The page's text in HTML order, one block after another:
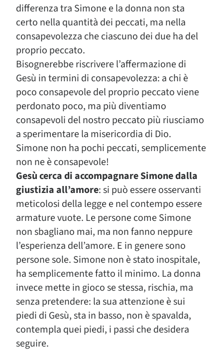
differenza tra Simone e la donna non sta
certo nella quantità dei peccati, ma nella
consapevolezza che ciascuno dei due ha del
proprio peccato.
Bisognerebbe riscrivere l’affermazione di
Gesù in termini di consapevolezza: a chi è
poco consapevole del proprio peccato viene
perdonato poco, ma più diventiamo
consapevoli del nostro peccato più riusciamo
a sperimentare la misericordia di Dio.
Simone non ha pochi peccati, semplicemente
non ne è consapevole!
Gesù cerca di accompagnare Simone dalla
giustizia all’amore: si può essere osservanti
meticolosi della legge e nel contempo essere
armature vuote. Le persone come Simone
non sbagliano mai, ma non fanno neppure
l’esperienza dell’amore. E in genere sono
persone sole. Simone non è stato inospitale,
ha semplicemente fatto il minimo. La donna
invece mette in gioco se stessa, rischia, ma
senza pretendere: la sua attenzione è sui
piedi di Gesù, sta in basso, non è spavalda,
contempla quei piedi, i passi che desidera
seguire.